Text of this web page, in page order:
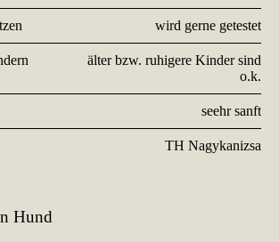
wird gerne getestet
älter bzw. ruhigere Kinder sind
o.k.
seehr sanft
TH Nagykanizsa
Hund